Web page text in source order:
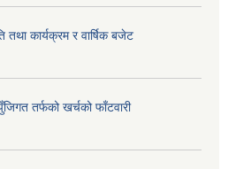
कार्यक्रम र वार्षिक बजेट
तर्फको खर्चको फाँटवारी